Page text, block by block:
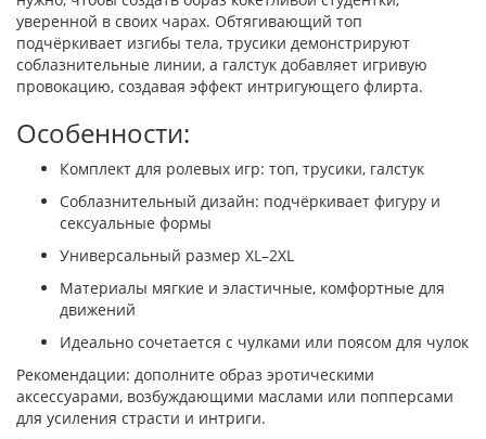
уверенной в своих чарах. Обтягивающий топ
подчёркивает изгибы тела, трусики демонстрируют
соблазнительные линии, а галстук добавляет игривую
провокацию, создавая эффект интригующего флирта.
Особенности:
Комплект для ролевых игр: топ, трусики, галстук
Соблазнительный дизайн: подчёркивает фигуру и
сексуальные формы
Универсальный размер XL–2XL
Материалы мягкие и эластичные, комфортные для
движений
Идеально сочетается с чулками или поясом для чулок
Рекомендации: дополните образ эротическими
аксессуарами, возбуждающими маслами или попперсами
для усиления страсти и интриги.